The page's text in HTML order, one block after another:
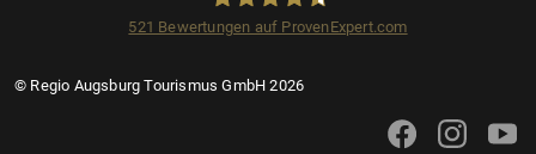
521 Bewertungen auf ProvenExpert.com
© Regio Augsburg Tourismus GmbH 2026
Augsburg
Augsburg Tourismus